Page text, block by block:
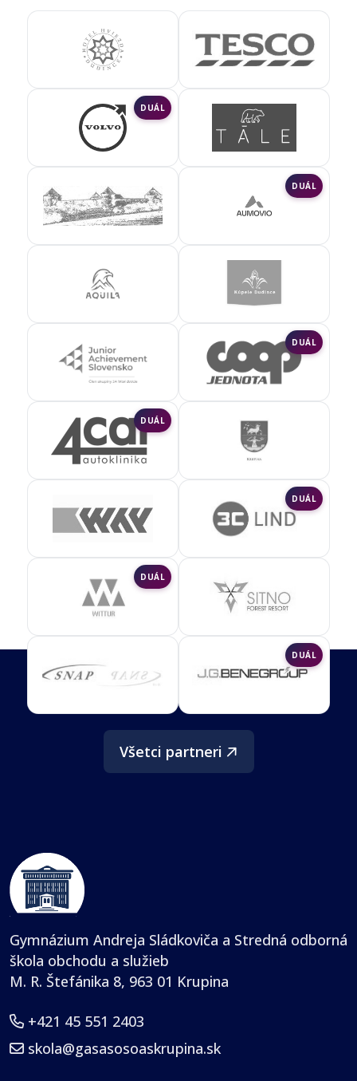
DUÁL
DUÁL
DUÁL
DUÁL
DUÁL
DUÁL
DUÁL
Všetci partneri
Gymnázium Andreja Sládkoviča a Stredná odborná
škola obchodu a služieb
M. R. Štefánika 8, 963 01 Krupina
+421 45 551 2403
skola@gasasosoaskrupina.sk